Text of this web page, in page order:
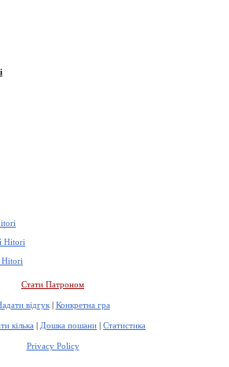
Hitori
Hitori
Стати Патроном
відгук| Конкретна гра
кілька | Дошка пошани | Статистика
Privacy Policy